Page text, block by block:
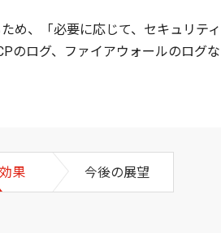
め、「必要に応じて、セキュリテ
のログ、ファイアウォールのログ
果 今後の展望